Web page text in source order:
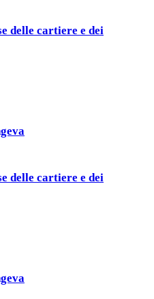
delle cartiere e dei
delle cartiere e dei